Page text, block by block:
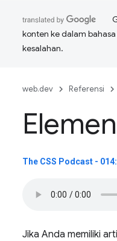
konten ke dalam
kesalahan.
web.dev Referensi
The CSS Podcast -
Jika Anda memiliki